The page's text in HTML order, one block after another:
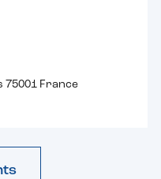
75001 France